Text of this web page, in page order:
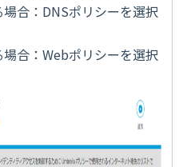
合：DNSポリシーを選択
合：Webポリシーを選択